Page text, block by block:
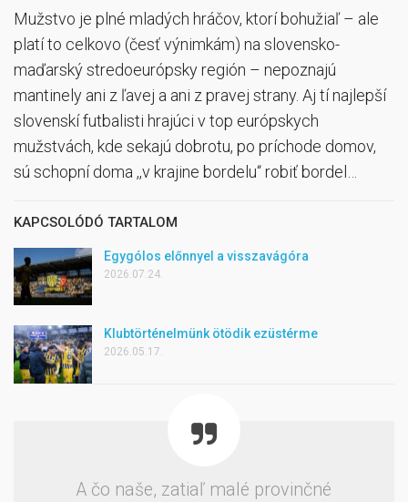
Mužstvo je plné mladých hráčov, ktorí bohužiaľ – ale
platí to celkovo (česť výnimkám) na slovensko-
maďarský stredoeurópsky región – nepoznajú
mantinely ani z ľavej a ani z pravej strany. Aj tí najlepší
slovenskí futbalisti hrajúci v top európskych
mužstvách, kde sekajú dobrotu, po príchode domov,
sú schopní doma ,,v krajine bordelu“ robiť bordel…
KAPCSOLÓDÓ TARTALOM
Egygólos előnnyel a visszavágóra
2026.07.24.
Klubtörténelmünk ötödik ezüstérme
2026.05.17.
A čo naše, zatiaľ malé provinčné